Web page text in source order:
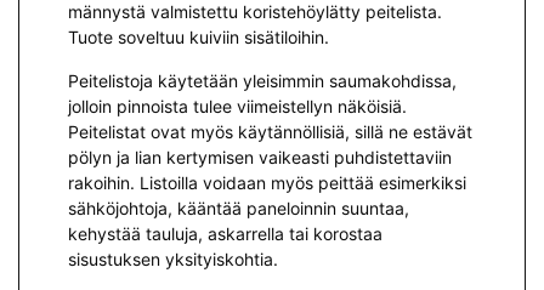
männystä valmistettu koristehöylätty peitelista.
Tuote soveltuu kuiviin sisätiloihin.
Peitelistoja käytetään yleisimmin saumakohdissa,
jolloin pinnoista tulee viimeistellyn näköisiä.
Peitelistat ovat myös käytännöllisiä, sillä ne estävät
pölyn ja lian kertymisen vaikeasti puhdistettaviin
rakoihin. Listoilla voidaan myös peittää esimerkiksi
sähköjohtoja, kääntää paneloinnin suuntaa,
kehystää tauluja, askarrella tai korostaa
sisustuksen yksityiskohtia.